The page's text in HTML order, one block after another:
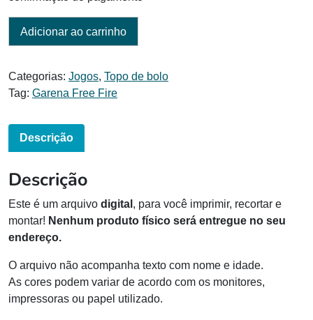
Adicionar ao carrinho
Categorias: Jogos, Topo de bolo
Tag: Garena Free Fire
Descrição
Descrição
Este é um arquivo digital , para você imprimir, recortar e
montar! Nenhum produto físico será entregue no seu
endereço.
O arquivo não acompanha texto com nome e idade.
As cores podem variar de acordo com os monitores,
impressoras ou papel utilizado.